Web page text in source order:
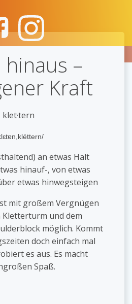
Inhalt
springen
hinaus –
Kraft
klet·tern
an etwas Halt
hinauf-, von etwas
etwas hinwegsteigen
mit großem Vergnügen
Kletterturm und dem
möglich. Kommt
doch einfach mal
es aus. Es macht
Spaß.